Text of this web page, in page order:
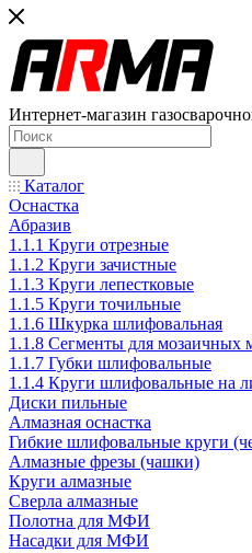
Интернет-магазин
Каталог
Оснастка
Абразив
1.1.1 Круги отрезные
1.1.2 Круги зачистные
1.1.3 Круги лепестковые
1.1.5 Круги точильные
1.1.6 Шкурка шлифовальная
1.1.8 Сегменты для мозаичных
1.1.7 Губки шлифовальные
1.1.4 Круги шлифовальные на
Диски пильные
Алмазная оснастка
Гибкие шлифовальные круги
Алмазные фрезы (чашки)
Круги алмазные
Сверла алмазные
Полотна для МФИ
Насадки для МФИ